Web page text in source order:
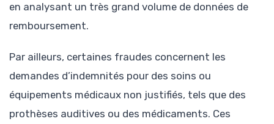
en analysant un très grand volume de données de
remboursement.
Par ailleurs, certaines fraudes concernent les
demandes d’indemnités pour des soins ou
équipements médicaux non justifiés, tels que des
prothèses auditives ou des médicaments. Ces